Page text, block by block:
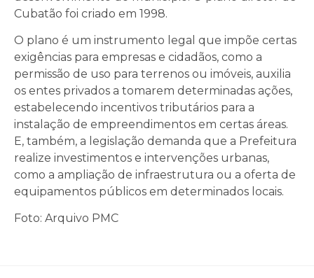
Cubatão foi criado em 1998.
O plano é um instrumento legal que impõe certas
exigências para empresas e cidadãos, como a
permissão de uso para terrenos ou imóveis, auxilia
os entes privados a tomarem determinadas ações,
estabelecendo incentivos tributários para a
instalação de empreendimentos em certas áreas.
E, também, a legislação demanda que a Prefeitura
realize investimentos e intervenções urbanas,
como a ampliação de infraestrutura ou a oferta de
equipamentos públicos em determinados locais.
Foto: Arquivo PMC